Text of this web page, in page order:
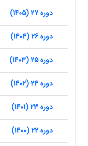
دوره 27 (1405)
دوره 26 (1404)
دوره 25 (1403)
دوره 24 (1402)
دوره 23 (1401)
دوره 22 (1400)